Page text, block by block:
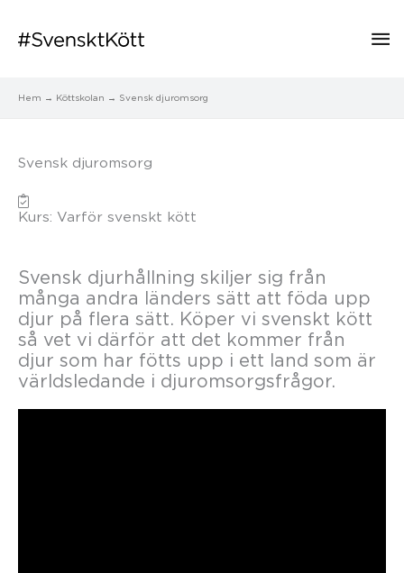
Hem Köttskolan Svensk djuromsorg
Svensk djuromsorg
Kurs: Varför svenskt kött
Svensk djurhållning skiljer sig från
många andra länders sätt att föda upp
djur på flera sätt. Köper vi svenskt kött
så vet vi därför att det kommer från
djur som har fötts upp i ett land som är
världsledande i djuromsorgsfrågor.